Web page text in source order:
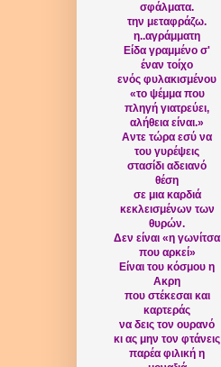
σφάλματα.
την μεταφράζω.
η..αγράμματη
Είδα γραμμένο σ'
έναν τοίχο
ενός φυλακισμένου
«το ψέμμα που
πληγή γιατρεύει,
αλήθεια είναι.»
Αντε τώρα εσύ να
του γυρέψεις
στασίδι αδειανό
θέση
σε μια καρδιά
κεκλεισμένων των
θυρών.
Δεν είναι «η γωνίτσα
που αρκεί»
Είναι του κόσμου η
Ακρη
που στέκεσαι και
καρτεράς
να δεις τον ουρανό
κι ας μην τον φτάνεις
παρέα φιλική η